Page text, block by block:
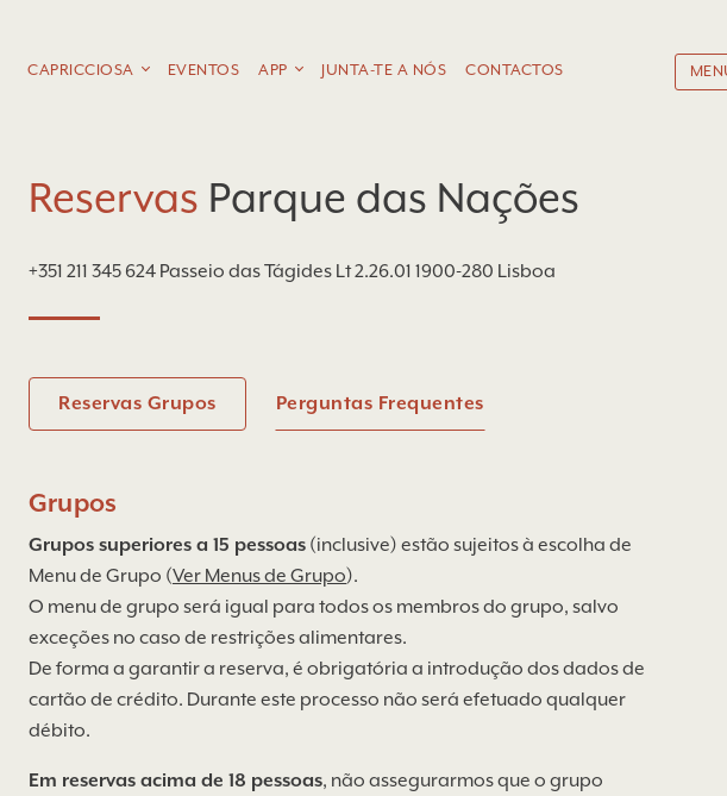
CAPRICCIOSA EVENTOS APP JUNTA-TE A NÓS CONTACTOS
Reservas Parque das Nações
+351 211 345 624 Passeio das Tágides Lt 2.26.01 1900-280 Lisboa
Reservas Grupos Perguntas Frequentes
Grupos
Grupos superiores a 15 pessoas (inclusive) estão sujeitos à escolha de
Menu de Grupo (Ver Menus de Grupo).
O menu de grupo será igual para todos os membros do grupo, salvo
exceções no caso de restrições alimentares.
De forma a garantir a reserva, é obrigatória a introdução dos dados de
cartão de crédito. Durante este processo não será efetuado qualquer
débito.
Em reservas acima de 18 pessoas, não assegurarmos que o grupo